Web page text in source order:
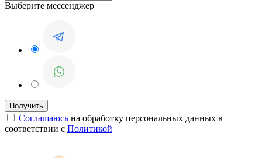
Выберите мессенджер
Соглашаюсь на обработку персональных данных в
соответствии с Политикой